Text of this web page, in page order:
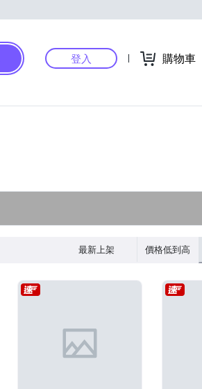
登入 購物車
最新上架 價格低到高